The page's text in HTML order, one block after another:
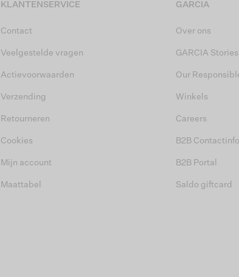
KLANTENSERVICE
Contact
Veelgestelde vragen
Actievoorwaarden
Verzending
Retourneren
Cookies
Mijn account
Maattabel
GARCIA
Over ons
GARCIA Stories
Our
Winkels
Careers
B2B
B2B Portal
Saldo giftcard